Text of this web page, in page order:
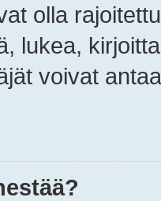
olla
lukea,
voivat